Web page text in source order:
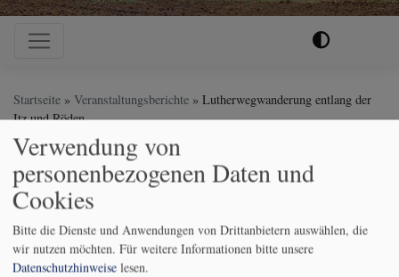
Hauptnavigation
Startseite Veranstaltungsberichte
Lutherwegwanderung entlang der
Itz und Röden
Lutherwegwanderung
entlang der Itz und Röden
Verwendung von
personenbezogenen Daten und
Cookies
Bitte die Dienste und Anwendungen von Drittanbietern auswählen, die
wir nutzen möchten. Für weitere Informationen bitte unsere
Datenschutzhinweise lesen.